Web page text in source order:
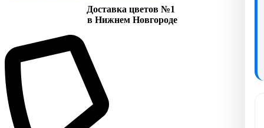
Доставка цветов №1
в Нижнем Новгороде